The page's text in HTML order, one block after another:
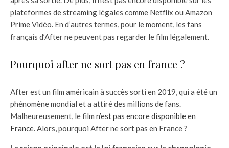
plateformes de streaming légales comme Netflix ou Amazon
Prime Vidéo. En d’autres termes, pour le moment, les fans
français d’After ne peuvent pas regarder le film légalement.
Pourquoi after ne sort pas en france ?
After est un film américain à succès sorti en 2019, qui a été un
phénomène mondial et a attiré des millions de fans.
Malheureusement, le film n’est pas encore disponible en
France. Alors, pourquoi After ne sort pas en France ?